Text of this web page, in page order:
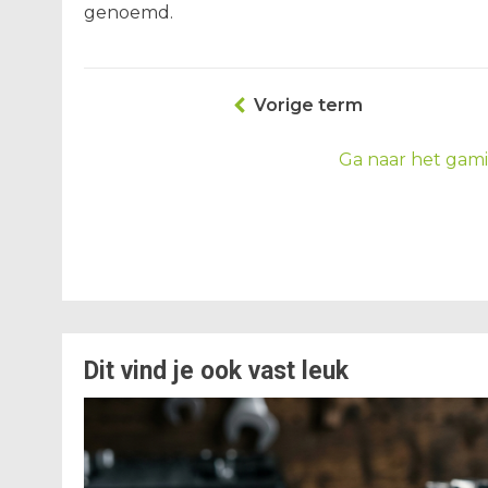
genoemd.
Vorige term
Ga naar het
Dit vind je ook vast leuk